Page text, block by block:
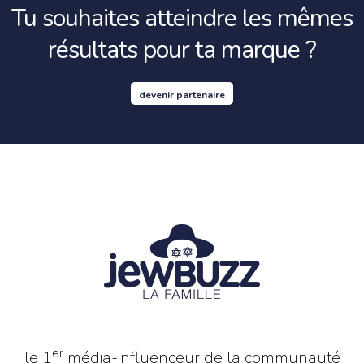
Tu souhaites atteindre les mêmes
résultats pour ta marque ?
devenir partenaire
le 1ermédia-influenceur de la communauté